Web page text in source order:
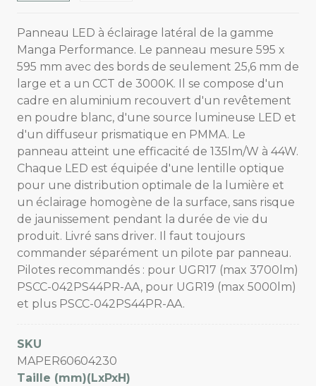
Panneau LED à éclairage latéral de la gamme
Manga Performance. Le panneau mesure 595 x
595 mm avec des bords de seulement 25,6 mm de
large et a un CCT de 3000K. Il se compose d'un
cadre en aluminium recouvert d'un revêtement
en poudre blanc, d'une source lumineuse LED et
d'un diffuseur prismatique en PMMA. Le
panneau atteint une efficacité de 135lm/W à 44W.
Chaque LED est équipée d'une lentille optique
pour une distribution optimale de la lumière et
un éclairage homogène de la surface, sans risque
de jaunissement pendant la durée de vie du
produit. Livré sans driver. Il faut toujours
commander séparément un pilote par panneau.
Pilotes recommandés : pour UGR17 (max 3700lm)
PSCC-042PS44PR-AA, pour UGR19 (max 5000lm)
et plus PSCC-042PS44PR-AA.
SKU
MAPER60604230
Taille (mm)(LxPxH)